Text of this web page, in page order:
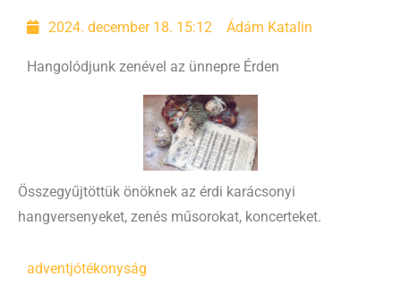
2024. december 18. 15:12 Ádám Katalin
Hangolódjunk zenével az ünnepre Érden
Összegyűjtöttük önöknek az érdi karácsonyi
hangversenyeket, zenés műsorokat, koncerteket.
adventjótékonyság